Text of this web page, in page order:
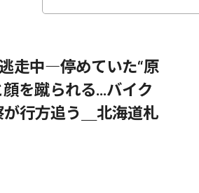
走中―停めていた“原
を蹴られる…バイク
行方追う＿北海道札